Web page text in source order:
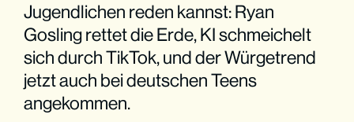
Jugendlichen reden kannst: Ryan
Gosling rettet die Erde, KI schmeichelt
sich durch TikTok, und der Würgetrend
jetzt auch bei deutschen Teens
angekommen.